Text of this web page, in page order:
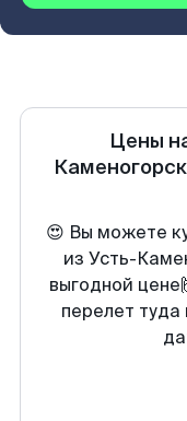
Цены
Каменогорск
😍 Вы можете
из Усть-
выгодной
перелет